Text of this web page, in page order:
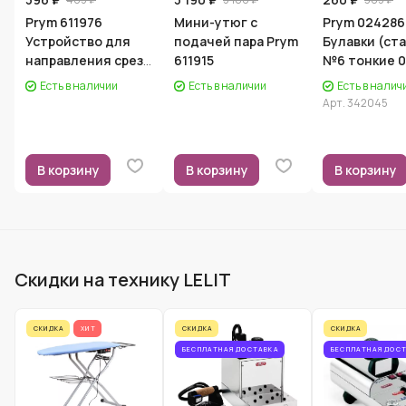
Prym 611976
Устройство для
направления среза
ткани, на магните
Есть в наличии
В корзину
Мини-утюг с
подачей пара Prym
611915
Есть в наличии
В корзину
Prym 024286
Булавки
№6 тонкие
мм, 13 гр.
Есть в
Арт.342045
В корзину
Скидки на технику LELIT
СКИДКА ХИТ СКИДКА
БЕСПЛАТНАЯ ДОСТАВКА
СКИДКА
БЕСПЛАТНАЯ